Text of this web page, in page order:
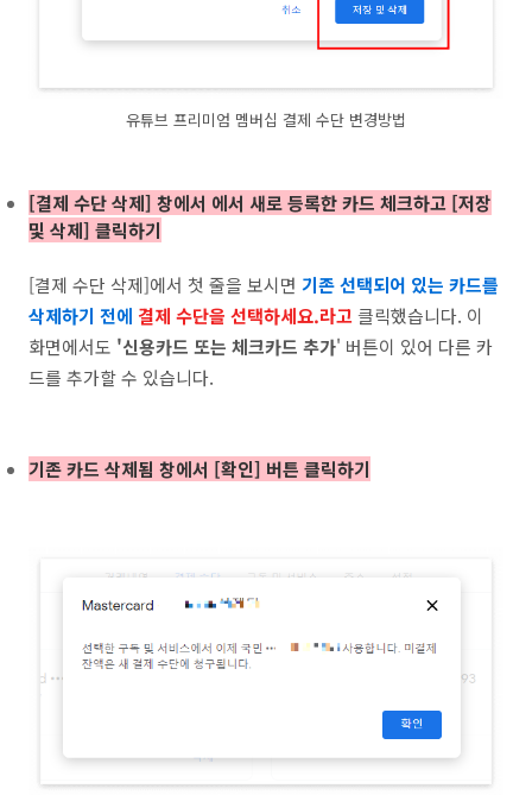
유튜브 프리미엄 멤버십 결제 수단 변경방법
[결제 수단 삭제] 창에서 에서 새로 등록한 카드 체크하고 [저장
및 삭제] 클릭하기
[결제 수단 삭제]에서 첫 줄을 보시면 기존 선택되어 있는 카드를
삭제하기 전에 결제 수단을 선택하세요.라고클릭했습니다. 이
화면에서도 '신용카드 또는 체크카드 추가' 버튼이 있어 다른 카
드를 추가할 수 있습니다.
기존 카드 삭제됨 창에서 [확인] 버튼 클릭하기